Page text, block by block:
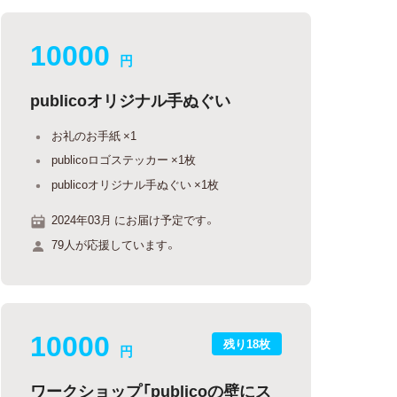
10000 円
publicoオリジナル手ぬぐい
お礼のお手紙 ×1
publicoロゴステッカー ×1枚
publicoオリジナル手ぬぐい ×1枚
2024年03月 にお届け予定です。
79人が応援しています。
残り18枚
10000 円
ワークショップ「publicoの壁にス